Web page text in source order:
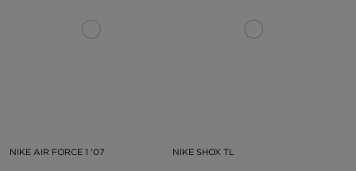
NIKE AIR FORCE 1 '07 NIKE SHOX TL